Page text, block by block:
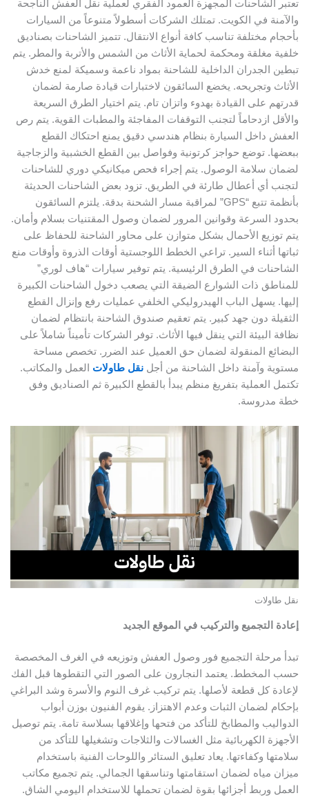
تعتبر الشاحنات المجهزة العمود الفقري لعملية نقل العفش الناجحة
والآمنة في الكويت. تمتلك الشركات أسطولاً متنوعاً من السيارات
بأحجام مختلفة تناسب كافة أنواع الانتقال. تتميز الشاحنات بصناديق
خلفية مغلقة ومحكمة لحماية الأثاث من الشمس والأتربة والمطر. يتم
تبطين الجدران الداخلية للشاحنة بمواد ناعمة وسميكة لمنع خدش
الأثاث وتجريحه. يخضع السائقون لاختبارات قيادة صارمة لضمان
قدرتهم على القيادة بهدوء واتزان تام. يتم اختيار الطرق السريعة
والأقل ازدحاماً لتجنب التوقفات المفاجئة والمطبات القوية. يتم رص
العفش داخل السيارة بنظام هندسي دقيق يمنع احتكاك القطع
ببعضها. توضع حواجز كرتونية وفواصل بين القطع الخشبية والزجاجية
لضمان سلامة الوصول. يتم إجراء فحص ميكانيكي دوري للشاحنات
لتجنب أي أعطال طارئة في الطريق. تزود بعض الشاحنات الحديثة
بأنظمة تتبع “GPS” لمراقبة مسار الشحنة بدقة. يلتزم السائقون
بحدود السرعة وقوانين المرور لضمان وصول المقتنيات بسلام وأمان.
يتم توزيع الأحمال بشكل متوازن على محاور الشاحنة للحفاظ على
ثباتها أثناء السير. تراعي الخطط اللوجستية أوقات الذروة وأوقات منع
الشاحنات في الطرق الرئيسية. يتم توفير سيارات “هاف لوري”
للمناطق ذات الشوارع الضيقة التي يصعب دخول الشاحنات الكبيرة
إليها. يسهل الباب الهيدروليكي الخلفي عمليات رفع وإنزال القطع
الثقيلة دون جهد كبير. يتم تعقيم صندوق الشاحنة بانتظام لضمان
نظافة البيئة التي ينقل فيها الأثاث. توفر الشركات تأميناً شاملاً على
البضائع المنقولة لضمان حق العميل عند الضرر. تخصص مساحة
مستوية وآمنة داخل الشاحنة من أجل نقل طاولات العمل والمكاتب.
تكتمل العملية بتفريغ منظم يبدأ بالقطع الكبيرة ثم الصناديق وفق
خطة مدروسة.
نقل طاولات
إعادة التجميع والتركيب في الموقع الجديد
تبدأ مرحلة التجميع فور وصول العفش وتوزيعه في الغرف المخصصة
حسب المخطط. يعتمد النجارون على الصور التي التقطوها قبل الفك
لإعادة كل قطعة لأصلها. يتم تركيب غرف النوم والأسرة وشد البراغي
بإحكام لضمان الثبات وعدم الاهتزاز. يقوم الفنيون بوزن أبواب
الدواليب والمطابخ للتأكد من فتحها وإغلاقها بسلاسة تامة. يتم توصيل
الأجهزة الكهربائية مثل الغسالات والثلاجات وتشغيلها للتأكد من
سلامتها وكفاءتها. يعاد تعليق الستائر واللوحات الفنية باستخدام
ميزان مياه لضمان استقامتها وتناسقها الجمالي. يتم تجميع مكاتب
العمل وربط أجزائها بقوة لضمان تحملها للاستخدام اليومي الشاق.